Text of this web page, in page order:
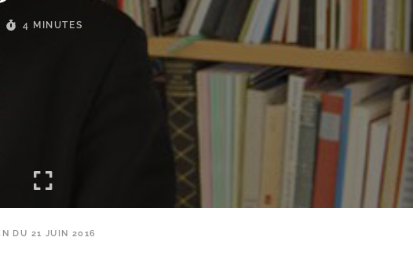
4 MINUTES
DU 21 JUIN 2016